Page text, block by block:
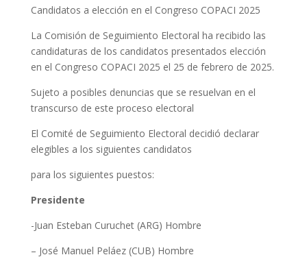
Candidatos a elección en el Congreso COPACI 2025
La Comisión de Seguimiento Electoral ha recibido las
candidaturas de los candidatos presentados elección
en el Congreso COPACI 2025 el 25 de febrero de 2025.
Sujeto a posibles denuncias que se resuelvan en el
transcurso de este proceso electoral
El Comité de Seguimiento Electoral decidió declarar
elegibles a los siguientes candidatos
para los siguientes puestos:
Presidente
-Juan Esteban Curuchet (ARG) Hombre
– José Manuel Peláez (CUB) Hombre